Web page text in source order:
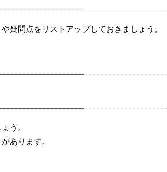
疑問点をリストアップしておきましょう。
う。
あります。